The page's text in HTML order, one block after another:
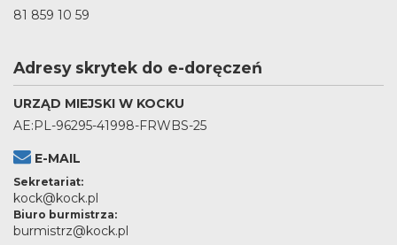
81 859 10 59
Adresy skrytek do e-doręczeń
URZĄD MIEJSKI W KOCKU
AE:PL-96295-41998-FRWBS-25
E-MAIL
Sekretariat:
kock@kock.pl
Biuro burmistrza:
burmistrz@kock.pl